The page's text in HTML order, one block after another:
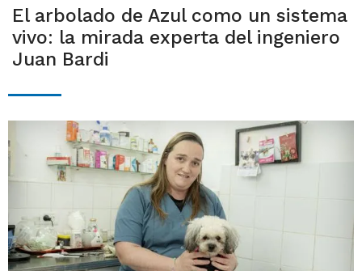
El arbolado de Azul como un sistema
vivo: la mirada experta del ingeniero
Juan Bardi